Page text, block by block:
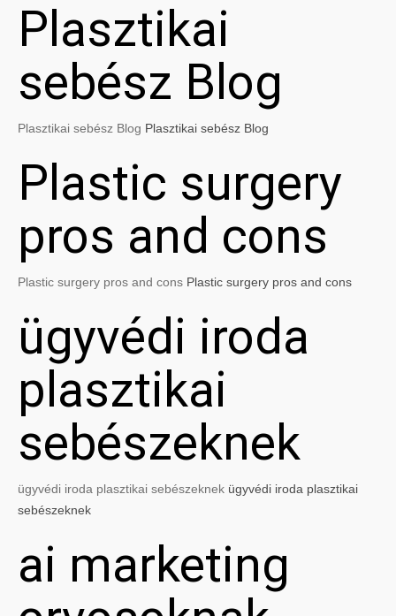
Plasztikai
sebész Blog
Plasztikai sebész Blog Plasztikai sebész Blog
Plastic surgery
pros and cons
Plastic surgery pros and cons Plastic surgery pros and cons
ügyvédi iroda
plasztikai
sebészeknek
ügyvédi iroda plasztikai sebészeknek ügyvédi iroda plasztikai
sebészeknek
ai marketing